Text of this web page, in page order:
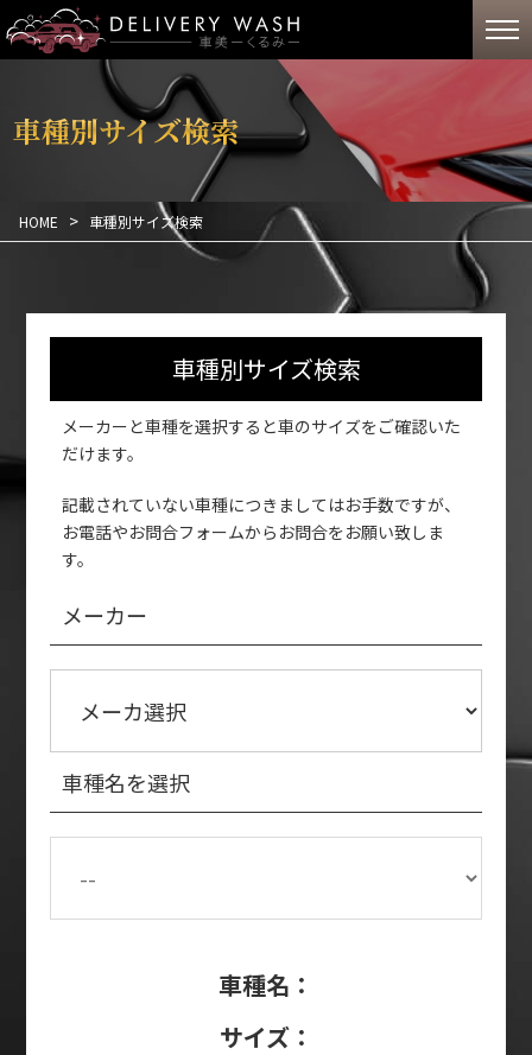
車種別サイズ検索
HOME > 車種別サイズ検索
車種別サイズ検索
メーカーと車種を選択すると車のサイズをご確認いた
だけます。
記載されていない車種につきましてはお手数ですが、
お電話やお問合フォームからお問合をお願い致しま
す。
メーカー
車種名を選択
車種名：
サイズ：